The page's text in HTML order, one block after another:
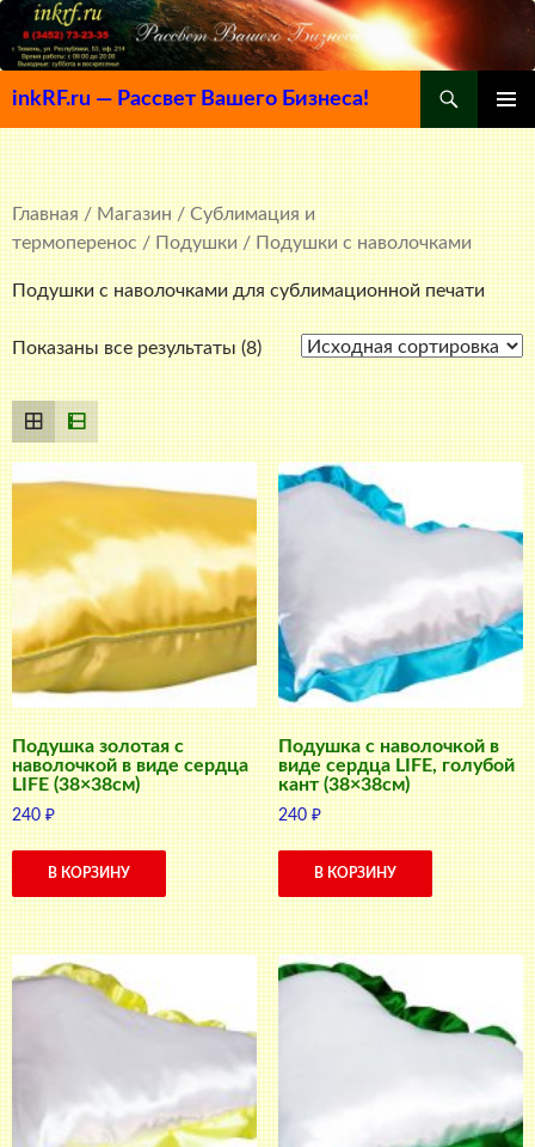
inkRF.ru — Рассвет Вашего Бизнеса!
МЕНЮ
К
СОДЕРЖИМОМУ
Главная/Магазин/Сублимация и
термоперенос/Подушки/ Подушки с наволочками
Подушки с наволочками для сублимационной печати
Показаны все результаты (8)
Подушка золотая с
наволочкой в виде сердца
LIFE (38×38см)
240₽
В КОРЗИНУ
Подушка с наволочкой в
виде сердца LIFE, голубой
кант (38×38см)
240₽
В КОРЗИНУ